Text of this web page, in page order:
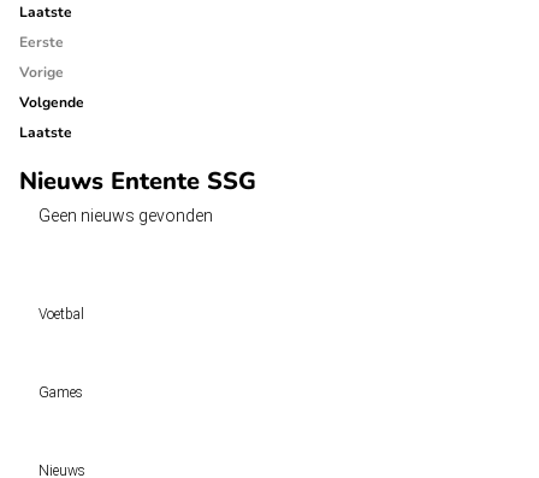
Laatste
Eerste
Vorige
Volgende
Laatste
Nieuws Entente SSG
Geen nieuws gevonden
Voetbal
Wedtips
Games
VW-Tientje
Nieuws